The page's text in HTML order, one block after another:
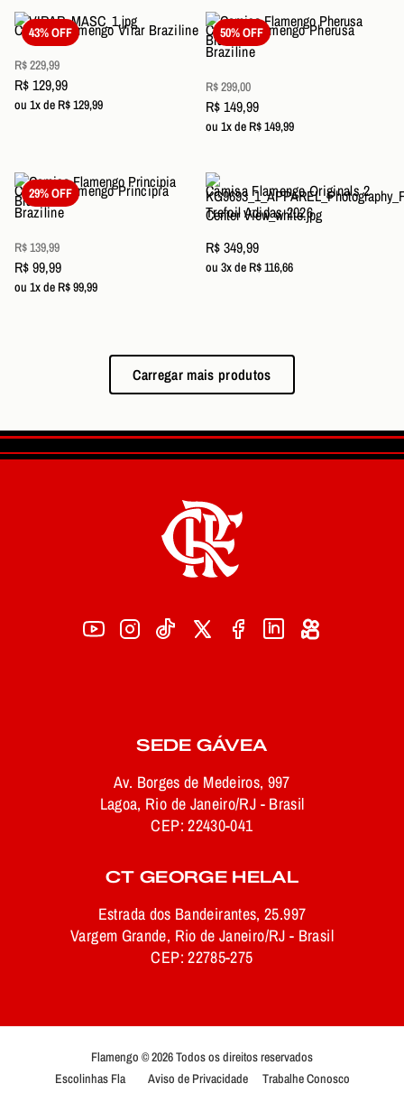
43% OFF
Camisa Flamengo Virar Braziline
R$ 229,99
R$ 129,99
ou 1x de R$ 129,99
50% OFF
Camisa Flamengo Pherusa
Braziline
R$ 299,00
R$ 149,99
ou 1x de R$ 149,99
29% OFF
Camisa Flamengo Principia
Braziline
R$ 139,99
R$ 99,99
ou 1x de R$ 99,99
Camisa Flamengo Originals 2
Trefoil Adidas 2026
R$ 349,99
ou 3x de R$ 116,66
Carregar mais produtos
SEDE GÁVEA
Av. Borges de Medeiros, 997
Lagoa, Rio de Janeiro/RJ - Brasil
CEP: 22430-041
CT GEORGE HELAL
Estrada dos Bandeirantes, 25.997
Vargem Grande, Rio de Janeiro/RJ - Brasil
CEP: 22785-275
Flamengo © 2026 Todos os direitos reservados
Escolinhas Fla
Aviso de Privacidade Trabalhe Conosco